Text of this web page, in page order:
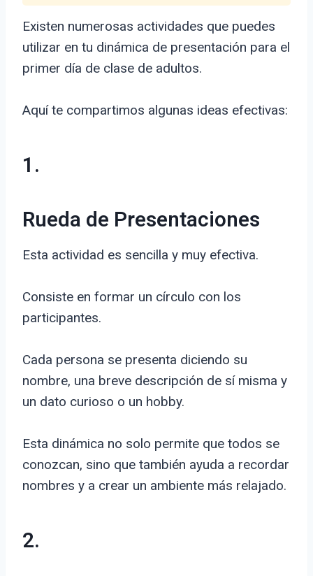
Existen numerosas actividades que puedes
utilizar en tu dinámica de presentación para el
primer día de clase de adultos.
Aquí te compartimos algunas ideas efectivas:
1.
Rueda de Presentaciones
Esta actividad es sencilla y muy efectiva.
Consiste en formar un círculo con los
participantes.
Cada persona se presenta diciendo su
nombre, una breve descripción de sí misma y
un dato curioso o un hobby.
Esta dinámica no solo permite que todos se
conozcan, sino que también ayuda a recordar
nombres y a crear un ambiente más relajado.
2.